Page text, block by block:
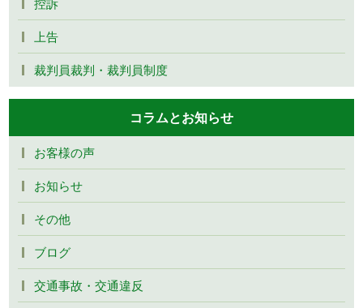
上告
裁判員裁判・裁判員制度
コラムとお知らせ
お客様の声
お知らせ
その他
ブログ
交通事故・交通違反